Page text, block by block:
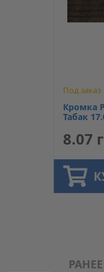
Под заказ
Кромка
Табак
8.07